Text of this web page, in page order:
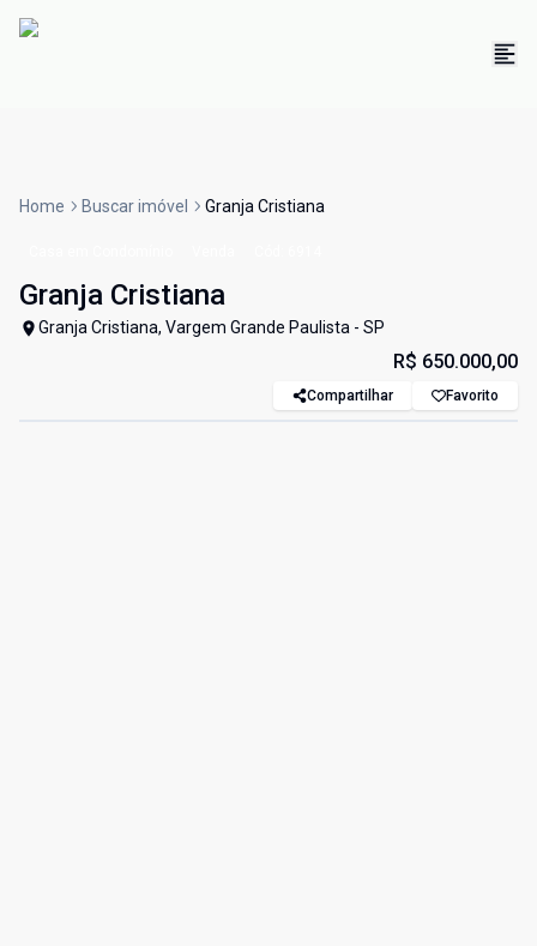
Home Buscar imóvel Granja Cristiana
Granja Cristiana
Granja Cristiana, Vargem Grande Paulista - SP
R$ 650.000,00
Compartilhar Favorito